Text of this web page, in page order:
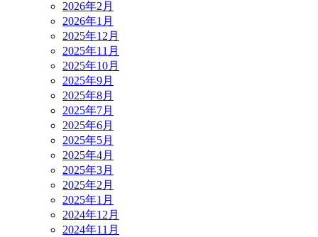
2026年2月
2026年1月
2025年12月
2025年11月
2025年10月
2025年9月
2025年8月
2025年7月
2025年6月
2025年5月
2025年4月
2025年3月
2025年2月
2025年1月
2024年12月
2024年11月